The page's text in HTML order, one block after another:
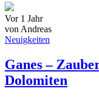
Vor 1 Jahr
von Andreas
Neuigkeiten
Ganes –
Dolomiten